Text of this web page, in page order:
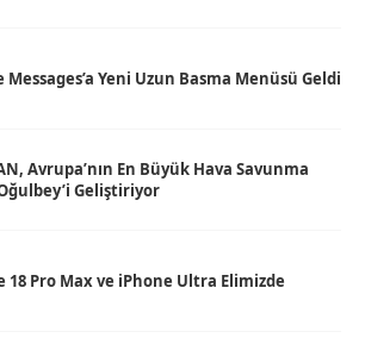
Messages’a Yeni Uzun Basma Menüsü Geldi
Avrupa’nın En Büyük Hava Savunma
Geliştiriyor
18 Pro Max ve iPhone Ultra Elimizde